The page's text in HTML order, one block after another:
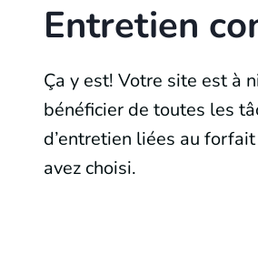
Entretien
Ça y est! Votre site est à
bénéficier de toutes les
d’entretien liées au
avez choisi.